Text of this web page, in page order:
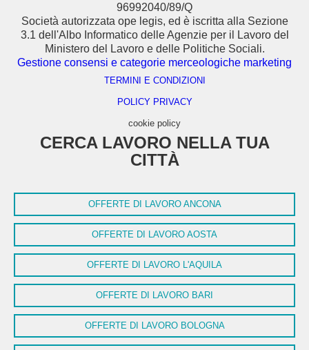
96992040/89/Q
Società autorizzata ope legis, ed è iscritta alla Sezione
3.1 dell'Albo Informatico delle Agenzie per il Lavoro del
Ministero del Lavoro e delle Politiche Sociali.
Gestione consensi e categorie merceologiche marketing
TERMINI E CONDIZIONI
POLICY PRIVACY
cookie policy
CERCA LAVORO NELLA TUA
CITTÀ
OFFERTE DI LAVORO ANCONA
OFFERTE DI LAVORO AOSTA
OFFERTE DI LAVORO L'AQUILA
OFFERTE DI LAVORO BARI
OFFERTE DI LAVORO BOLOGNA